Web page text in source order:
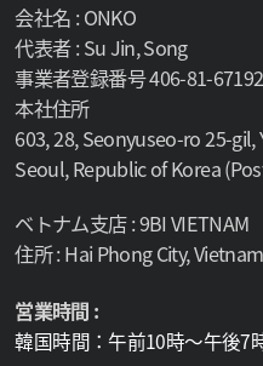
会社名 : ONKO
代表者 : Su Jin, Song
事業者登録番号 406-81-67192
本社住所
603, 28, Seonyuseo-ro 25-
Seoul, Republic of Korea
ベトナム支店 : 9BI VIETNAM
住所 : Hai Phong City, Vietnam
営業時間 :
韓国時間：午前10時～午後7